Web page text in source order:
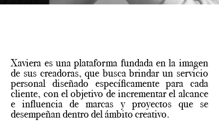
Xaviera es una plataforma fundada en la imagen
de sus creadoras, que busca brindar un servicio
personal diseñado específicamente para cada
cliente, con el objetivo de incrementar el alcance
e influencia de marcas y proyectos que se
desempeñan dentro del ámbito creativo.